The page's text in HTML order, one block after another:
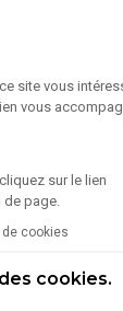
site vous
vous
sur le lien
page.
cookies
cookies.